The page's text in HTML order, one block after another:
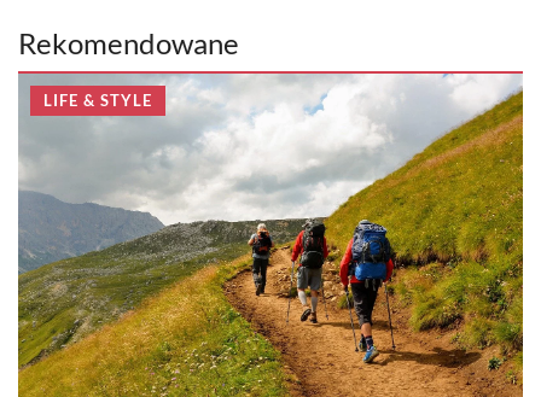
Rekomendowane
LIFE & STYLE